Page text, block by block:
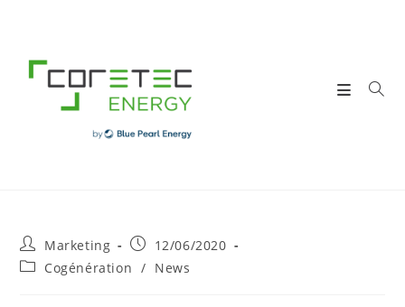
content
Post
author:
Marketing
Post
published:
12/06/2020
PostCogénération / News